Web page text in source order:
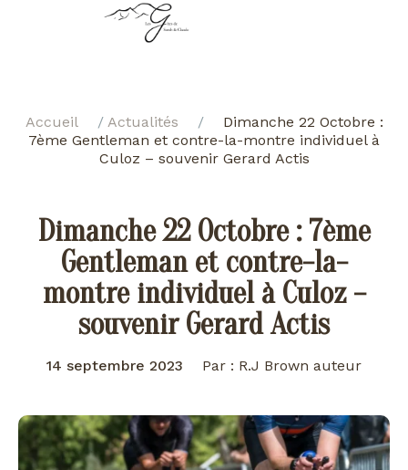
Accueil / Actualités /
Dimanche 22 Octobre :
7ème Gentleman et contre-la-montre individuel à
Culoz – souvenir Gerard Actis
Dimanche 22 Octobre : 7ème
Gentleman et contre-la-
montre individuel à Culoz –
souvenir Gerard Actis
14 septembre 2023 Par : R.J Brown auteur